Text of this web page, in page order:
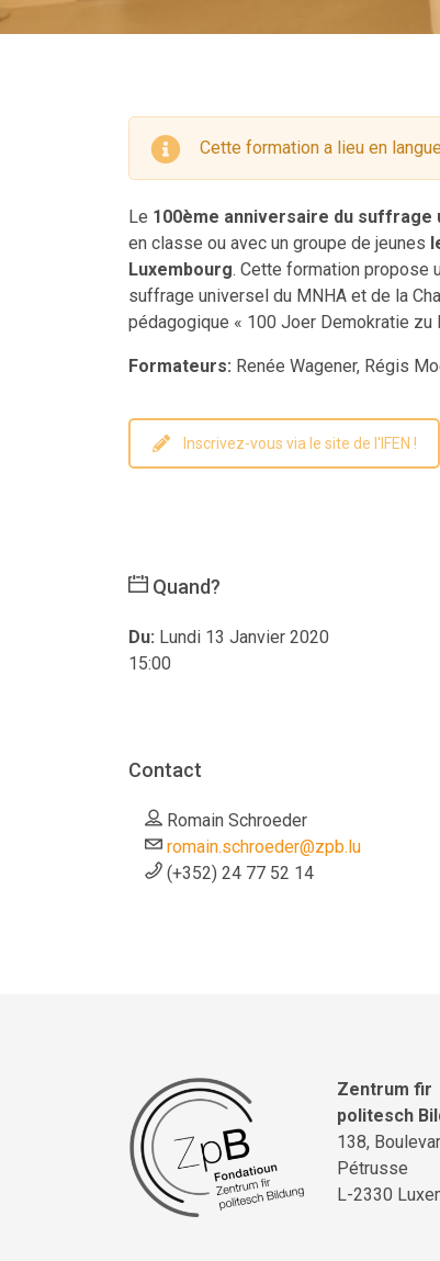
Cette formation a lieu en
Le 100ème anniversaire du suffrage
en classe ou avec un groupe de jeunes
Luxembourg. Cette formation propose
suffrage universel du MNHA et de la
pédagogique « 100 Joer Demokratie
Formateurs: Renée Wagener, Régis
Inscrivez-vous via le site de l'IFEN !
Quand?
Du: Lundi 13 Janvier 2020
15:00
Contact
Romain Schroeder
romain.schroeder@zpb.lu
(+352) 24 77 52 14
Zentrum fir
politesch
138,
Pétrusse
L-2330